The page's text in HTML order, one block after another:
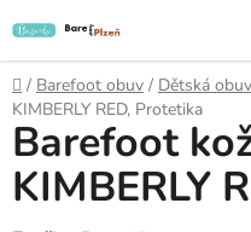
na
obsah
Domů
/ Barefoot obuv / Dětská obuv
KIMBERLY RED, Protetika
Barefoot
KIMBERLY